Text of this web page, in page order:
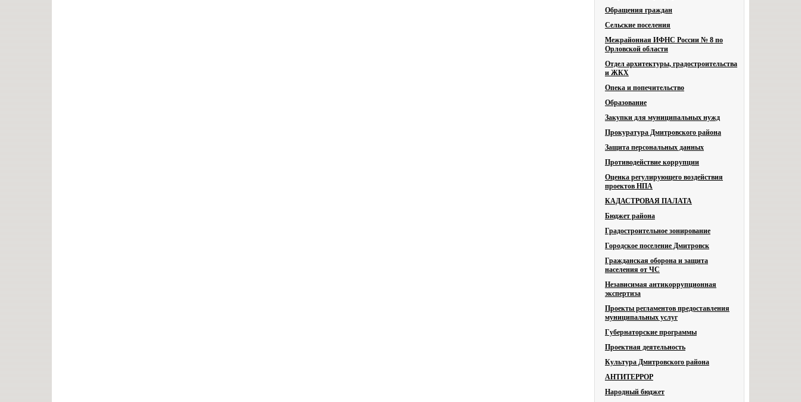
Обращения граждан
Сельские поселения
Межрайонная ИФНС России № 8 по
Орловской области
Отдел архитектуры, градостроительства
и ЖКХ
Опека и попечительство
Образование
Закупки для муниципальных нужд
Прокуратура Дмитровского района
Защита персональных данных
Противодействие коррупции
Оценка регулирующего воздействия
проектов НПА
КАДАСТРОВАЯ ПАЛАТА
Бюджет района
Градостроительное зонирование
Городское поселение Дмитровск
Гражданская оборона и защита
населения от ЧС
Независимая антикоррупционная
экспертиза
Проекты регламентов предоставления
муниципальных услуг
Губернаторские программы
Проектная деятельность
Культура Дмитровского района
АНТИТЕРРОР
Народный бюджет